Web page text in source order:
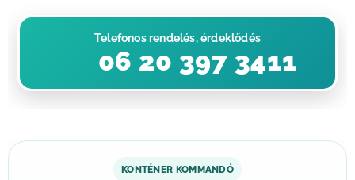
Telefonos rendelés, érdeklődés
📞 06 20 397 3411
KONTÉNER KOMMANDÓ